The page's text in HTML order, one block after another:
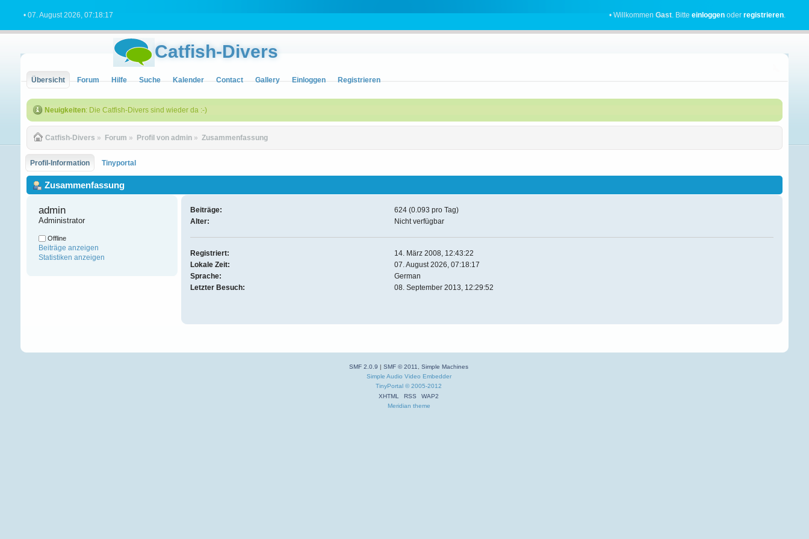
• 07. August 2026, 07:18:17 • WillkommenGast. Bitteeinloggen oderregistrieren.
Catfish-Divers
Übersicht Forum Hilfe Suche Kalender Contact Gallery Einloggen Registrieren
Neuigkeiten: Die Catfish-Divers sind wieder da :-)
Catfish-Divers » Forum » Profil von admin » Zusammenfassung
Profil-Information Tinyportal
Zusammenfassung
admin
Administrator
Offline
Beiträge anzeigen
Statistiken anzeigen
Beiträge:
624 (0.093 pro Tag)
Alter:
Nicht verfügbar
Registriert:
14. März 2008, 12:43:22
Lokale Zeit:
07. August 2026, 07:18:17
Sprache:
German
Letzter Besuch:
08. September 2013, 12:29:52
SMF 2.0.9 |SMF © 2011,Simple Machines
Simple Audio Video Embedder
TinyPortal © 2005-2012
XHTML
RSS
WAP2
Meridian theme